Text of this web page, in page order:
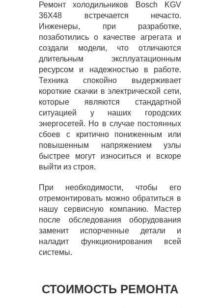
Ремонт холодильников Bosch KGV
36X48 встречается нечасто.
Инженеры, при разработке,
позаботились о качестве агрегата и
создали модели, что отличаются
длительным эксплуатационным
ресурсом и надежностью в работе.
Техника спокойно выдерживает
короткие скачки в электрической сети,
которые являются стандартной
ситуацией у наших городских
энергосетей. Но в случае постоянных
сбоев с критично пониженным или
повышенным напряжением узлы
быстрее могут износиться и вскоре
выйти из строя.
При необходимости, чтобы его
отремонтировать можно обратиться в
нашу сервисную компанию. Мастер
после обследования оборудования
заменит испорченные детали и
наладит функционирования всей
системы.
СТОИМОСТЬ РЕМОНТА